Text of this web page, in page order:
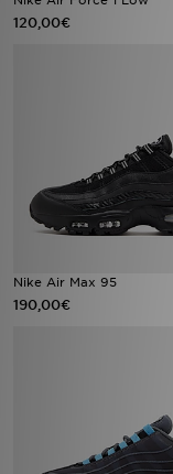
120,00€
Nike Air Max 95
190,00€